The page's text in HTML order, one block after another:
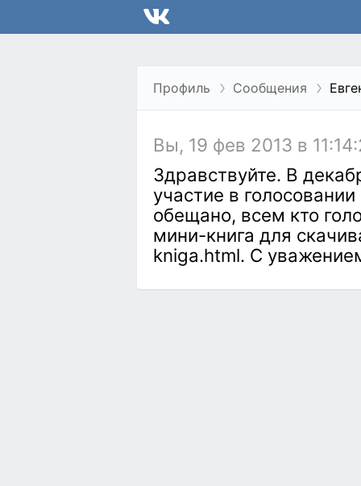
Профиль Сообщения
Вы, 19 фев 2013 в
Здравствуйте. В
участие в
обещано, всем кто
мини-книга для
kniga.html. С